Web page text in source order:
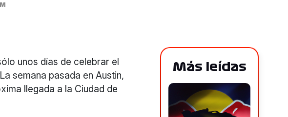
unos días de celebrar el
semana pasada en Austin,
llegada a la Ciudad de
Más leídas